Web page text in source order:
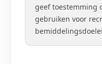
geef toestemming
gebruiken voor